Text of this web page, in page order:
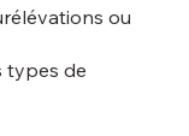
ou
types de